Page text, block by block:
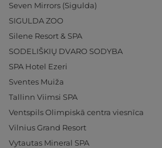
Seven Mirrors (Sigulda)
SIGULDA ZOO
Silene Resort & SPA
SODELIŠKIŲ DVARO SODYBA
SPA Hotel Ezeri
Sventes Muiža
Tallinn Viimsi SPA
Ventspils Olimpiskā centra viesnīca
Vilnius Grand Resort
Vytautas Mineral SPA